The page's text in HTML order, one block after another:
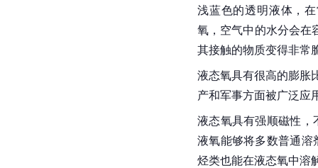
浅蓝色的透明液体，
氧，空气中的水分会在
其接触的物质变得非常
液态氧具有很高的膨胀
产和军事方面被广泛应
液态氧具有强顺磁性，
液氧能够将多数普通溶
烃类也能在液态氧中溶